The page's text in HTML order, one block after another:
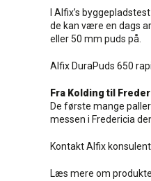
I Alfix’s
de kan være en dags
eller 50 mm puds på.
Alfix DuraPuds 650
Fra Kolding til
De første mange
messen i Fredericia
Kontakt Alfix
Læs mere om